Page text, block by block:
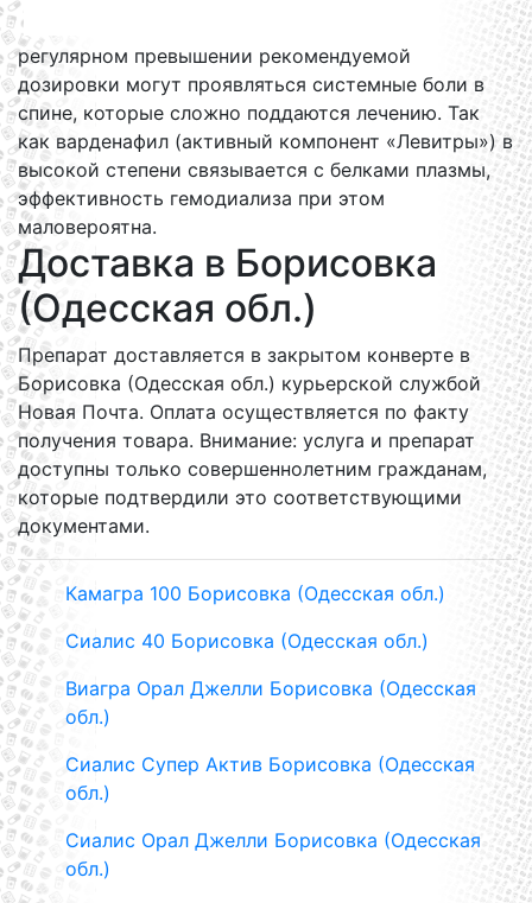
регулярном превышении рекомендуемой
дозировки могут проявляться системные боли в
спине, которые сложно поддаются лечению. Так
как варденафил (активный компонент «Левитры») в
высокой степени связывается с белками плазмы,
эффективность гемодиализа при этом
маловероятна.
Доставка в Борисовка
(Одесская обл.)
Препарат доставляется в закрытом конверте в
Борисовка (Одесская обл.) курьерской службой
Новая Почта. Оплата осуществляется по факту
получения товара. Внимание: услуга и препарат
доступны только совершеннолетним гражданам,
которые подтвердили это соответствующими
документами.
Камагра 100 Борисовка (Одесская обл.)
Сиалис 40 Борисовка (Одесская обл.)
Виагра Орал Джелли Борисовка (Одесская
обл.)
Сиалис Супер Актив Борисовка (Одесская
обл.)
Сиалис Орал Джелли Борисовка (Одесская
обл.)